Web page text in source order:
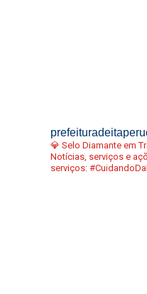
💎 Selo Diamante em
Notícias, serviços e
serviços: